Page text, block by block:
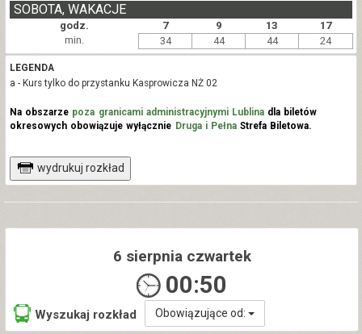
godz. 7 9 13 17
SOBOTA, WAKACJE
min. 34 44 44 24
LEGENDA
a - Kurs tylko do przystanku Kasprowicza NŻ 02
Na obszarze poza granicami administracyjnymi Lublinadla biletów
okresowych obowiązuje wyłącznie Druga i PełnaStrefa Biletowa.
wydrukuj rozkład
6 sierpnia czwartek
00:50
Wyszukaj rozkład Obowiązujące od: